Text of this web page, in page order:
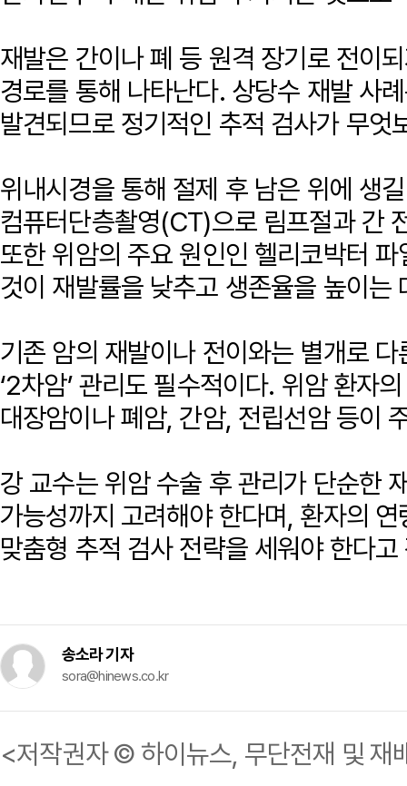
재발은 간이나 폐 등 원격 장기로 전이
경로를 통해 나타난다. 상당수 재발 사
발견되므로 정기적인 추적 검사가 무엇
위내시경을 통해 절제 후 남은 위에 생
컴퓨터단층촬영(CT)으로 림프절과 간
또한 위암의 주요 원인인 헬리코박터
것이 재발률을 낮추고 생존율을 높이는
기존 암의 재발이나 전이와는 별개로
‘2차암’ 관리도 필수적이다. 위암 환자
대장암이나 폐암, 간암, 전립선암 등이
강 교수는 위암 수술 후 관리가 단순한
가능성까지 고려해야 한다며, 환자의
맞춤형 추적 검사 전략을 세워야 한다고
송소라 기자
sora@hinews.co.kr
<저작권자 © 하이뉴스, 무단전재 및 재